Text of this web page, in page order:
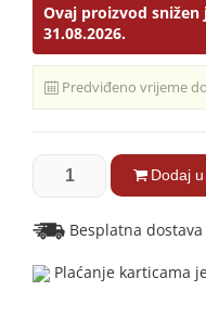
Ovaj proizvod snižen
31.08.2026.
Predviđeno vrijeme
Dodaj
Besplatna
Plaćanje karticama